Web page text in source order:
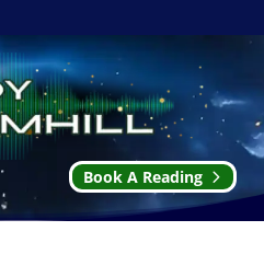
Book A Reading